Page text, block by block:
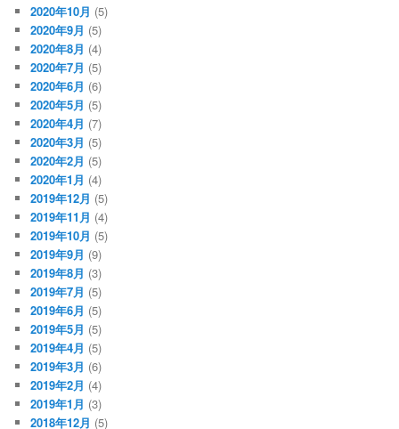
2020年10月 (5)
2020年9月 (5)
2020年8月 (4)
2020年7月 (5)
2020年6月 (6)
2020年5月 (5)
2020年4月 (7)
2020年3月 (5)
2020年2月 (5)
2020年1月 (4)
2019年12月 (5)
2019年11月 (4)
2019年10月 (5)
2019年9月 (9)
2019年8月 (3)
2019年7月 (5)
2019年6月 (5)
2019年5月 (5)
2019年4月 (5)
2019年3月 (6)
2019年2月 (4)
2019年1月 (3)
2018年12月 (5)